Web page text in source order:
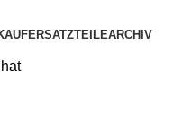
ERSATZTEILEARCHIV